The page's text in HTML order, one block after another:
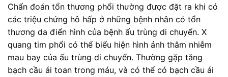
Chẩn đoán tổn thương phổi thường được đặt ra khi có
các triệu chứng hô hấp ở những bệnh nhân có tổn
thương da điển hình của bệnh ấu trùng di chuyển. X
quang tim phổi có thể biểu hiện hình ảnh thâm nhiễm
mau bay của ấu trùng di chuyển. Thường gặp tăng
bạch cầu ái toan trong máu, và có thể có bạch cầu ái